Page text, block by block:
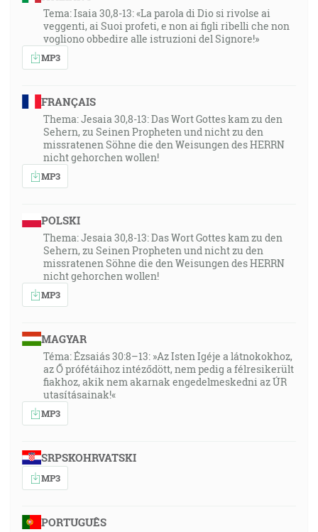
plesáte radosťou nevysloviteľnou a oslávenou
odnášajúc si cieľ a koniec svojej viery, spasenie duší …
[1Pt 1:8-9]
Tema: Isaia 30,8-13: «La parola di Dio si rivolse ai
veggenti, ai Suoi profeti, e non ai figli ribelli che non
vogliono obbedire alle istruzioni del Signore!»
MP3
FRANÇAIS
Thema: Jesaia 30,8-13: Das Wort Gottes kam zu den
Sehern, zu Seinen Propheten und nicht zu den
missratenen Söhne die den Weisungen des HERRN
nicht gehorchen wollen!
MP3
POLSKI
Thema: Jesaia 30,8-13: Das Wort Gottes kam zu den
Sehern, zu Seinen Propheten und nicht zu den
missratenen Söhne die den Weisungen des HERRN
nicht gehorchen wollen!
MP3
MAGYAR
Téma: Ézsaiás 30:8–13: »Az Isten Igéje a látnokokhoz,
az Ő prófétáihoz intéződött, nem pedig a félresikerült
fiakhoz, akik nem akarnak engedelmeskedni az ÚR
utasításainak!«
MP3
SRPSKOHRVATSKI
MP3
PORTUGUÊS